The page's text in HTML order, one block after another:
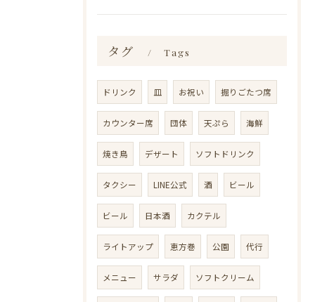
タグ Tags
ドリンク 皿 お祝い 掘りごたつ席
カウンター席 団体 天ぷら 海鮮
焼き鳥 デザート ソフトドリンク
タクシー LINE公式 酒 ビール
ビール 日本酒 カクテル
ライトアップ 恵方巻 公園 代行
メニュー サラダ ソフトクリーム